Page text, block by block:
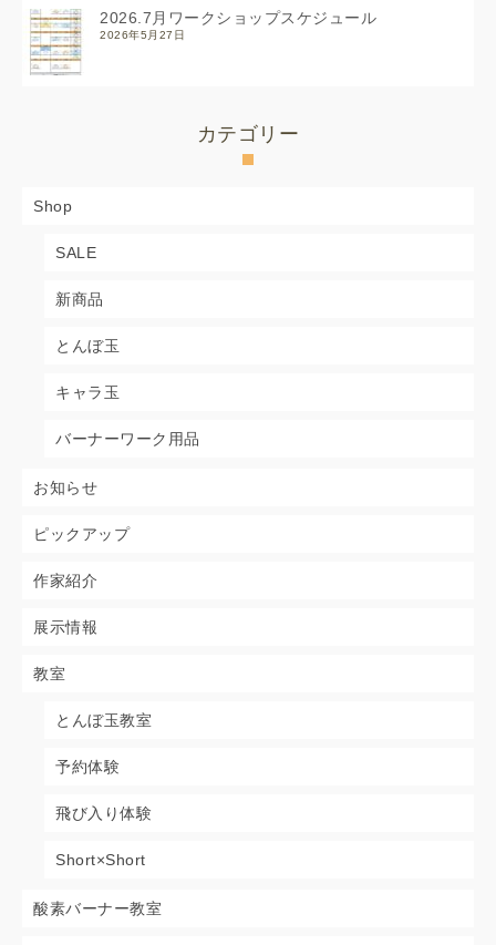
2026.7月ワークショップスケジュール
2026年5月27日
カテゴリー
Shop
SALE
新商品
とんぼ玉
キャラ玉
バーナーワーク用品
お知らせ
ピックアップ
作家紹介
展示情報
教室
とんぼ玉教室
予約体験
飛び入り体験
Short×Short
酸素バーナー教室